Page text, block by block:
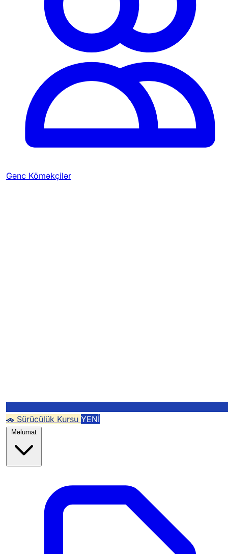
Gənc Köməkçilər
🚗 Sürücülük Kursu YENİ
Məlumat